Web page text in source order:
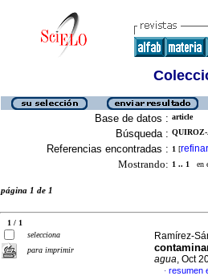
Base de datos : article
Búsqueda :
Referencias encontradas : 1 [refinar
Mostrando: 1 .. 1 en
página 1 de 1
1 / 1
selecciona
para imprimir
Ramírez-
agua, Oct
· resumen